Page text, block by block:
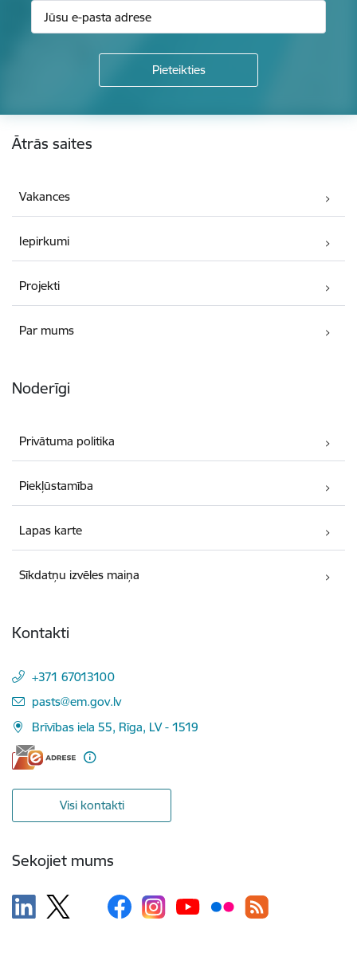
Ātrās saites
Vakances
Iepirkumi
Projekti
Par mums
Noderīgi
Privātuma politika
Piekļūstamība
Lapas karte
Sīkdatņu izvēles maiņa
Kontakti
+371 67013100
E-pasts:
pasts@em.gov.lv
Brīvības iela 55, Rīga, LV - 1519
Visi kontakti
Sekojiet mums